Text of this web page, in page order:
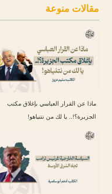
مقالات منوعة
ماذا عن القرار العباسي بإغلاق مكتب
الجزيرة؟!.. يا لك من نتنياهو!